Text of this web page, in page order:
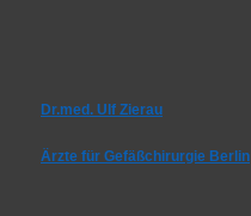
Dr.med. Ulf Zierau
Ärzte für Gefäßchirurgie Berlin